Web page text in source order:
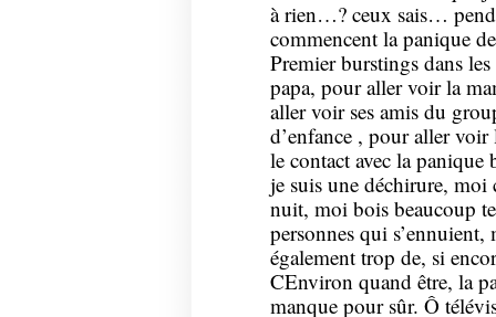
à rien…? ceux sais…
commencent la panique
Premier burstings dans
papa, pour aller voir la
aller voir ses amis du
d’enfance , pour aller
le contact avec la
je suis une déchirure, moi
nuit, moi bois beaucoup
personnes qui
également trop de, si
CEnviron quand être, la
manque pour sûr. Ô